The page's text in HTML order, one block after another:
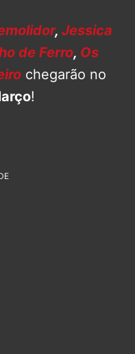
, Jessica
de Ferro, Os
chegarão no
!